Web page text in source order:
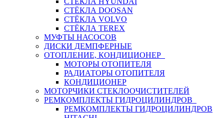
СТЁКЛА DOOSAN
СТЁКЛА VOLVO
СТЁКЛА TEREX
МУФТЫ НАСОСОВ
ДИСКИ ДЕМПФЕРНЫЕ
ОТОПЛЕНИЕ, КОНДИЦИОНЕР
МОТОРЫ ОТОПИТЕЛЯ
РАДИАТОРЫ ОТОПИТЕЛЯ
КОНДИЦИОНЕР
МОТОРЧИКИ СТЕКЛООЧИСТИТЕЛЕЙ
РЕМКОМПЛЕКТЫ ГИДРОЦИЛИНДРОВ
РЕМКОМПЛЕКТЫ ГИДРОЦИЛИНДРОВ